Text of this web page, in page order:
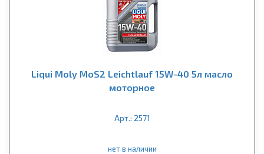
Liqui Moly MoS2 Leichtlauf 15W-40 5л масло
моторное
Арт.: 2571
нет в наличии